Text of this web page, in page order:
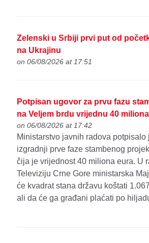
Zelenski u Srbiji prvi put od
na Ukrajinu
on 06/08/2026 at 17:51
Potpisan ugovor za prvu fazu
na Veljem brdu vrijednu 40
on 06/08/2026 at 17:42
Ministarstvo javnih radova potpisalo
izgradnji prve faze stambenog
čija je vrijednost 40 miliona eura. U
Televiziju Crne Gore ministarska
će kvadrat stana državu koštati
ali da će ga građani plaćati po